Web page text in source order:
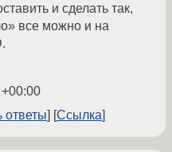
и сделать так,
все можно и на
ответы Ссылка